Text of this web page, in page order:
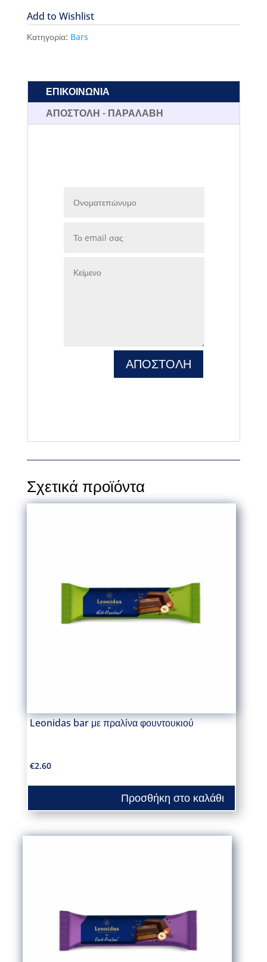
μαύρη
σοκολάτα
και
Add to Wishlist
Κατηγορία: Bars
ΕΠΙΚΟΙΝΩΝΙΑ
ΑΠΟΣΤΟΛΗ - ΠΑΡΑΛΑΒΗ
ΑΠΟΣΤΟΛΗ
Σχετικά προϊόντα
Leonidas bar με πραλίνα φουντουκιού
€2.60
Προσθήκη στο καλάθι